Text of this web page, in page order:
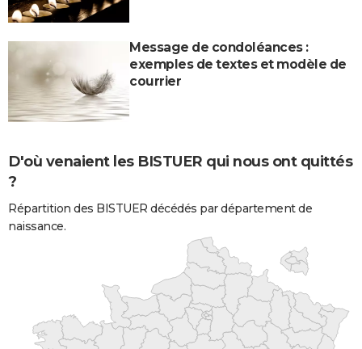
Message de condoléances :
exemples de textes et modèle de
courrier
D'où venaient les BISTUER qui nous ont quittés
?
Répartition des BISTUER décédés par département de
naissance.